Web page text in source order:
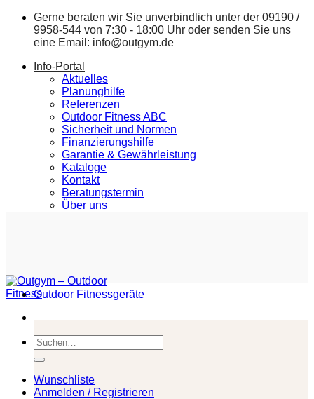
Zum
springen
Gerne beraten wir Sie unverbindlich unter der 09190 /
9958-544 von 7:30 - 18:00 Uhr oder senden Sie uns
eine Email: info@outgym.de
Info-Portal
Aktuelles
Planunghilfe
Referenzen
Outdoor Fitness ABC
Sicherheit und Normen
Finanzierungshilfe
Garantie & Gewährleistung
Kataloge
Kontakt
Beratungstermin
Über uns
Suchen
nach:
Wunschliste
Anmelden / Registrieren
Outdoor Fitnessgeräte